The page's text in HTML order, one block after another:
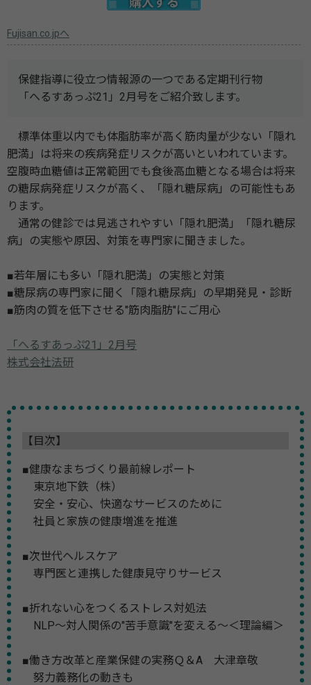
Fujisan.co.jpへ
保健指導に役立つ情報源の一つである定期刊行物
「へるすあっぷ21」2月号をご紹介致します。
標準体重以内でも体脂肪率が高く筋肉量が少ない「隠れ
肥満」は将来の疾病発症リスクが高いといわれています。
空腹時血糖値は正常範囲でも食後高血糖となる場合は将来
の糖尿病発症リスクが高く、「隠れ糖尿病」の可能性もあ
ります。
通常の健診では見逃されやすい「隠れ肥満」「隠れ糖尿
病」の実態や原因、対策を専門家に聞きました。
■若年層にも多い「隠れ肥満」の実態と対策
■糖尿病の専門家に聞く「隠れ糖尿病」の早期発見・診断
■筋肉の質を低下させる"筋肉脂肪"にご用心
「へるすあっぷ21」2月号
株式会社法研
【目次】
■健康なまちづくり最前線レポート
東京地下鉄（株）
安全・安心、快適なサービスのために
社員と家族の健康増進を推進
■次世代ヘルスケア
専門医と連携した健康見守りサービス
■折れない心をつくるストレス対処法
NLP～対人関係の"苦手意識"を変える～＜理論編＞
■働き方改革と産業保健の実務Ｑ＆A 大津章敬
努力義務化の動きも